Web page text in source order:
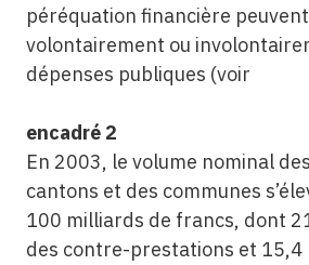
péréquation financière
volontairement ou
dépenses publiques (voir
encadré 2
En 2003, le volume nominal
cantons et des communes
100 milliards de francs, dont
des contre-prestations et 15,4